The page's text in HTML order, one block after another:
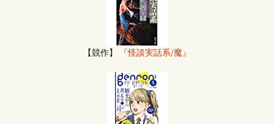
【競作】 『怪談実話系/魔』